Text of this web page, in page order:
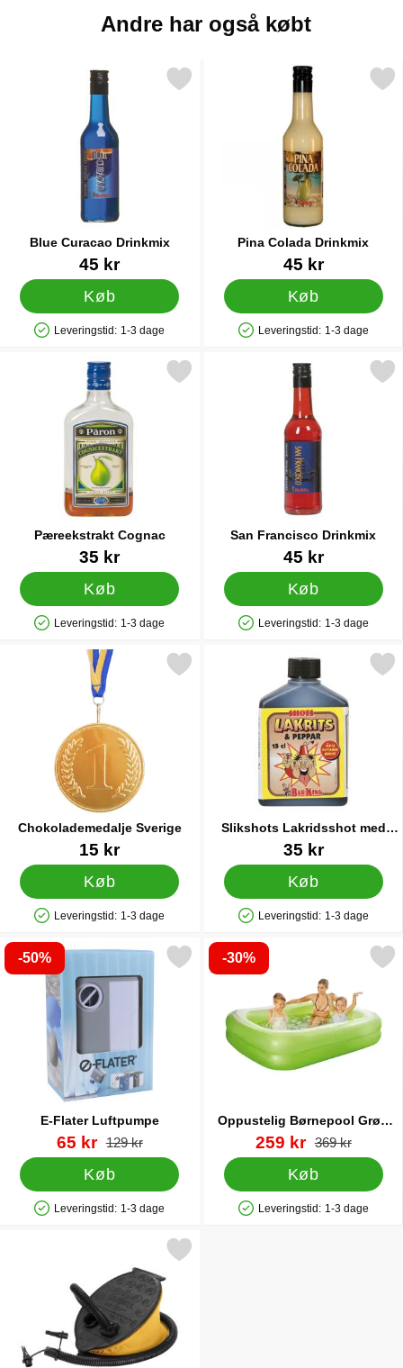
Andre har også købt
Blue Curacao Drinkmix
45 kr
Køb
Produkttilgængelighed: På lager
Leveringstid: 1-3 dage
Markér blue Curacao Drinkmix som favorit
Pina Colada Drinkmix
45 kr
Køb
Produkttilgængelighed: På lager
Leveringstid: 1-3 dage
Markér pina Colada
Pæreekstrakt Cognac
35 kr
Køb
Produkttilgængelighed: På lager
Leveringstid: 1-3 dage
Markér pæreekstrakt Cognac som favorit
San Francisco Drinkmix
45 kr
Køb
Produkttilgængelighed: På lager
Leveringstid: 1-3 dage
Markér san Francisco
Chokolademedalje Sverige
Varenr 1109415 kr
Køb
Produkttilgængelighed: På lager
Leveringstid: 1-3 dage
Markér chokolademedalje Sverige som favorit
Slikshots Lakridsshot med
Peber
35 kr
Køb
Produkttilgængelighed: På lager
Leveringstid: 1-3 dage
Markér slikshots
-50%
E-Flater Luftpumpe
Varenr 22737
pris
65 kr pris
129 kr
Køb
Produkttilgængelighed: På lager
Leveringstid: 1-3 dage
Markér e-Flater Luftpumpe som favorit
-30%
Oppustelig Børnepool Grøn
Jumbo
Varenr 37598
pris
259 kr pris
369 kr
Køb
Produkttilgængelighed: På lager
Leveringstid: 1-3 dage
Markér oppustelig Børnepool
Markér luftpumpe Lille som favorit